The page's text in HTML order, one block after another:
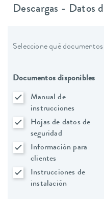
Descargas - Datos
Seleccione qué
Documentos disponibles
Manual de
instrucciones
Hojas de datos de
seguridad
Información para
clientes
Instrucciones de
instalación